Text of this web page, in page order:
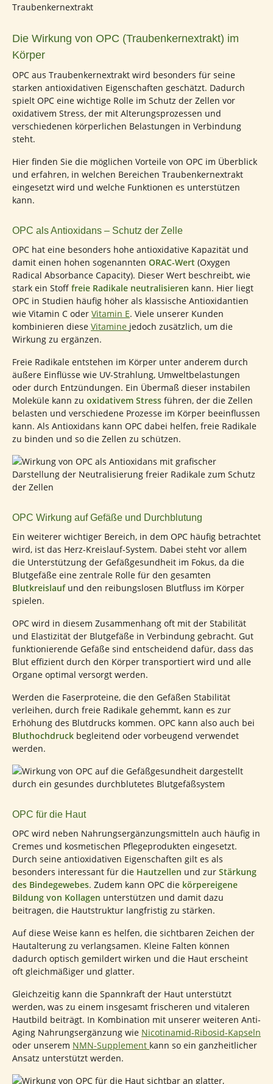
Die Wirkung von OPC (Traubenkernextrakt) im
Körper
OPC aus Traubenkernextrakt wird besonders für seine
starken antioxidativen Eigenschaften geschätzt. Dadurch
spielt OPC eine wichtige Rolle im Schutz der Zellen vor
oxidativem Stress, der mit Alterungsprozessen und
verschiedenen körperlichen Belastungen in Verbindung
steht.
Hier finden Sie die möglichen Vorteile von OPC im Überblick
und erfahren, in welchen Bereichen Traubenkernextrakt
eingesetzt wird und welche Funktionen es unterstützen
kann.
OPC als Antioxidans – Schutz der Zelle
OPC hat eine besonders hohe antioxidative Kapazität und
damit einen hohen sogenannten ORAC-Wert (Oxygen
Radical Absorbance Capacity). Dieser Wert beschreibt, wie
stark ein Stoff freie Radikale neutralisieren kann. Hier liegt
OPC in Studien häufig höher als klassische Antioxidantien
wie Vitamin C oder Vitamin E. Viele unserer Kunden
kombinieren diese Vitamine jedoch zusätzlich, um die
Wirkung zu ergänzen.
Freie Radikale entstehen im Körper unter anderem durch
äußere Einflüsse wie UV-Strahlung, Umweltbelastungen
oder durch Entzündungen. Ein Übermaß dieser instabilen
Moleküle kann zu oxidativem Stress führen, der die Zellen
belasten und verschiedene Prozesse im Körper beeinflussen
kann. Als Antioxidans kann OPC dabei helfen, freie Radikale
zu binden und so die Zellen zu schützen.
OPC Wirkung auf Gefäße und Durchblutung
Ein weiterer wichtiger Bereich, in dem OPC häufig betrachtet
wird, ist das Herz-Kreislauf-System. Dabei steht vor allem
die Unterstützung der Gefäßgesundheit im Fokus, da die
Blutgefäße eine zentrale Rolle für den gesamten
Blutkreislauf und den reibungslosen Blutfluss im Körper
spielen.
OPC wird in diesem Zusammenhang oft mit der Stabilität
und Elastizität der Blutgefäße in Verbindung gebracht. Gut
funktionierende Gefäße sind entscheidend dafür, dass das
Blut effizient durch den Körper transportiert wird und alle
Organe optimal versorgt werden.
Werden die Faserproteine, die den Gefäßen Stabilität
verleihen, durch freie Radikale gehemmt, kann es zur
Erhöhung des Blutdrucks kommen. OPC kann also auch bei
Bluthochdruck begleitend oder vorbeugend verwendet
werden.
OPC für die Haut
OPC wird neben Nahrungsergänzungsmitteln auch häufig in
Cremes und kosmetischen Pflegeprodukten eingesetzt.
Durch seine antioxidativen Eigenschaften gilt es als
besonders interessant für die Hautzellen und zur Stärkung
des Bindegewebes. Zudem kann OPC die körpereigene
Bildung von Kollagen unterstützen und damit dazu
beitragen, die Hautstruktur langfristig zu stärken.
Auf diese Weise kann es helfen, die sichtbaren Zeichen der
Hautalterung zu verlangsamen. Kleine Falten können
dadurch optisch gemildert wirken und die Haut erscheint
oft gleichmäßiger und glatter.
Gleichzeitig kann die Spannkraft der Haut unterstützt
werden, was zu einem insgesamt frischeren und vitaleren
Hautbild beiträgt. In Kombination mit unserer weiteren Anti-
Aging Nahrungsergänzung wie Nicotinamid-Ribosid-Kapseln
oder unserem NMN-Supplement kann so ein ganzheitlicher
Ansatz unterstützt werden.